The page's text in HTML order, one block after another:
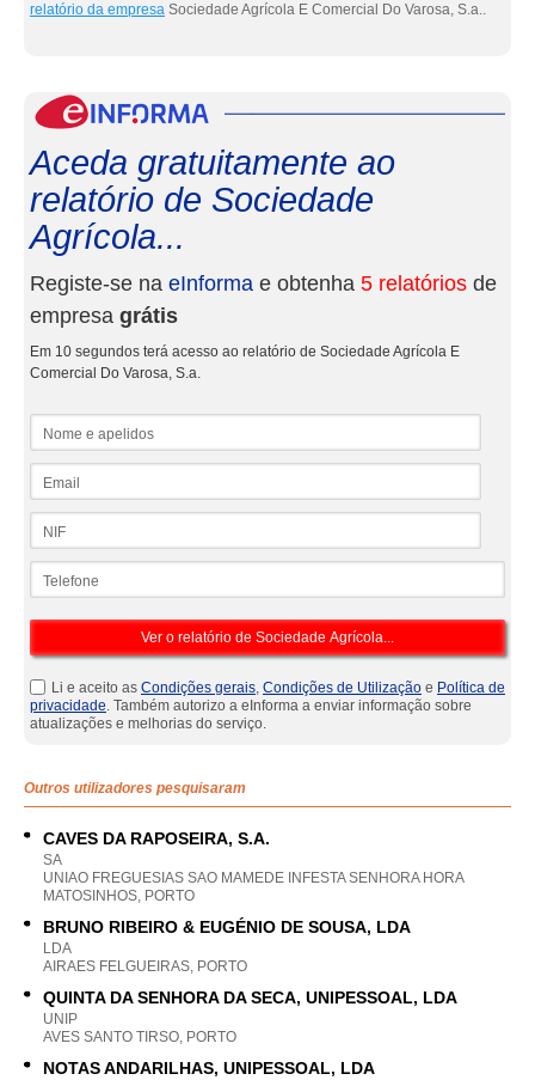
relatório da empresa Sociedade Agrícola E Comercial Do Varosa, S.a..
Aceda gratuitamente ao
relatório de Sociedade
Agrícola...
Registe-se na eInforma e obtenha 5 relatórios de
empresa grátis
Em 10 segundos terá acesso ao relatório de Sociedade Agrícola E
Comercial Do Varosa, S.a.
Li e aceito as Condições gerais, Condições de Utilização e Política de
privacidade. Também autorizo a eInforma a enviar informação sobre
atualizações e melhorias do serviço.
Outros utilizadores pesquisaram
CAVES DA RAPOSEIRA, S.A.
SA
UNIAO FREGUESIAS SAO MAMEDE INFESTA SENHORA HORA
MATOSINHOS, PORTO
BRUNO RIBEIRO & EUGÉNIO DE SOUSA, LDA
LDA
AIRAES FELGUEIRAS, PORTO
QUINTA DA SENHORA DA SECA, UNIPESSOAL, LDA
UNIP
AVES SANTO TIRSO, PORTO
NOTAS ANDARILHAS, UNIPESSOAL, LDA